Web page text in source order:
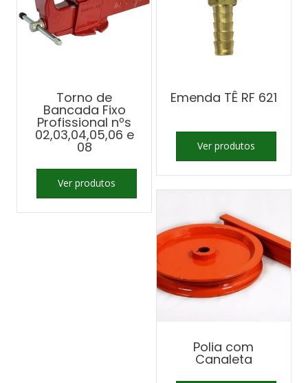
Torno de
Bancada Fixo
Profissional nºs
02,03,04,05,06 e
08
Ver produtos
Emenda TÊ RF 621
Ver produtos
Polia com
Canaleta